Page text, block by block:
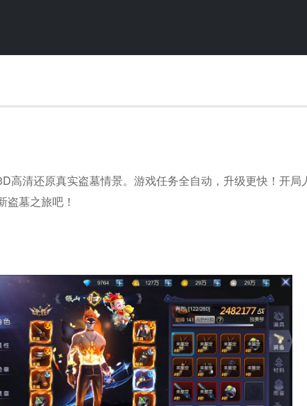
高清还原真实盗墓情景。游戏任务全自动，升级更快！开局
墓之旅吧！